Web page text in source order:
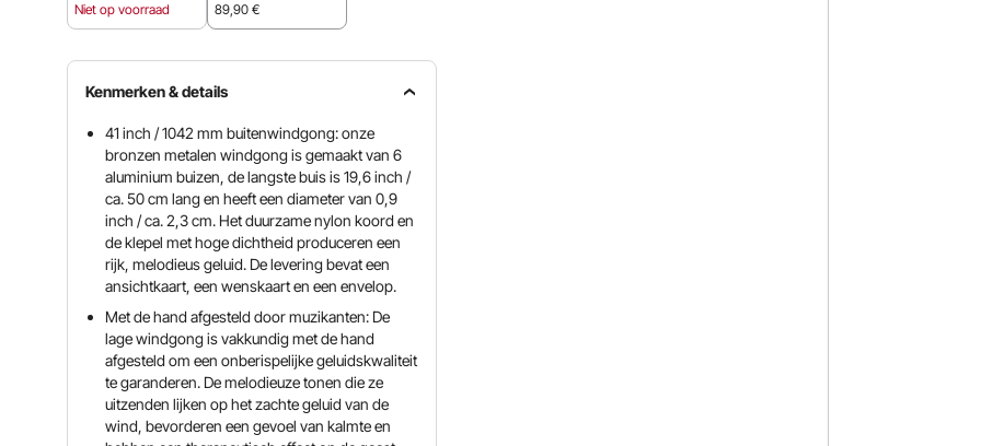
Niet op voorraad 89,90 €
Kenmerken & details
41 inch / 1042 mm buitenwindgong: onze
bronzen metalen windgong is gemaakt van 6
aluminium buizen, de langste buis is 19,6 inch /
ca. 50 cm lang en heeft een diameter van 0,9
inch / ca. 2,3 cm. Het duurzame nylon koord en
de klepel met hoge dichtheid produceren een
rijk, melodieus geluid. De levering bevat een
ansichtkaart, een wenskaart en een envelop.
Met de hand afgesteld door muzikanten: De
lage windgong is vakkundig met de hand
afgesteld om een ​​onberispelijke geluidskwaliteit
te garanderen. De melodieuze tonen die ze
uitzenden lijken op het zachte geluid van de
wind, bevorderen een gevoel van kalmte en